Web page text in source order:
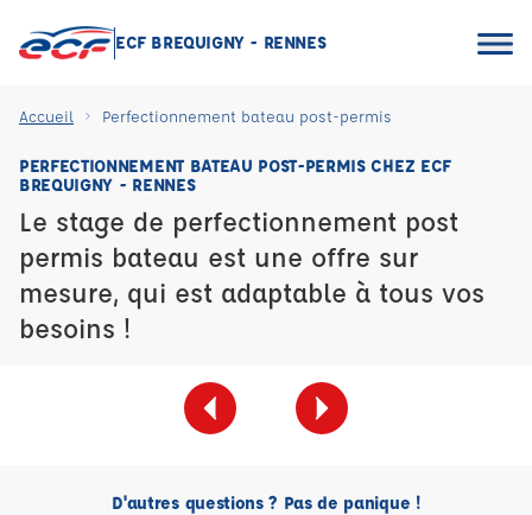
ECF BREQUIGNY - RENNES
Accueil Perfectionnement bateau post-permis
PERFECTIONNEMENT BATEAU POST-PERMIS CHEZ ECF
BREQUIGNY - RENNES
Le stage de perfectionnement post
permis bateau est une offre sur
mesure, qui est adaptable à tous vos
besoins !
D'autres questions ? Pas de panique !